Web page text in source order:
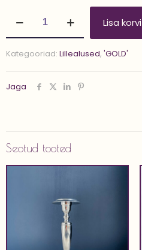
'FELI
80
kogus
Lisa korvi
Kategooriad: Lillealused, 'GOLD'
Jaga
Seotud tooted